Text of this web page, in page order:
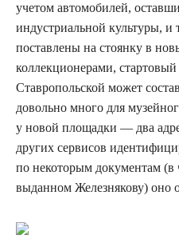
учетом автомобилей,
индустриальной культуры, и
поставлены на стоянку в
коллекционерами,
Ставропольской может
довольно много для
у новой площадки — два
других сервисов
по некоторым документам (в
выданном Железнякову) оно